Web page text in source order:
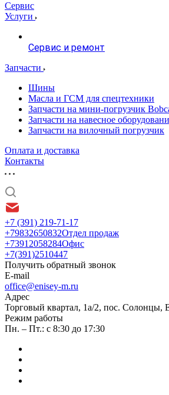
Сервис
Услуги
Сервис и ремонт
Запчасти
Шины
Масла и ГСМ для спецтехники
Запчасти на мини-погрузчик
Запчасти на навесное
Запчасти на вилочный погрузчик
Оплата и доставка
Контакты
+7 (391) 219-71-17
+79832650832Отдел продаж
+73912058284Офис
+7(391)2510447
Получить обратный звонок
E-mail
office@enisey-m.ru
Адрес
​Торговый квартал, 1а/2, пос. Солонцы,
Режим работы
Пн. – Пт.: с 8:30 до 17:30